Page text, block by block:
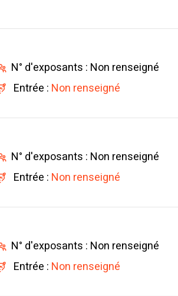
N° d'exposants : Non renseigné
Entrée : Non renseigné
N° d'exposants : Non renseigné
Entrée : Non renseigné
N° d'exposants : Non renseigné
Entrée : Non renseigné